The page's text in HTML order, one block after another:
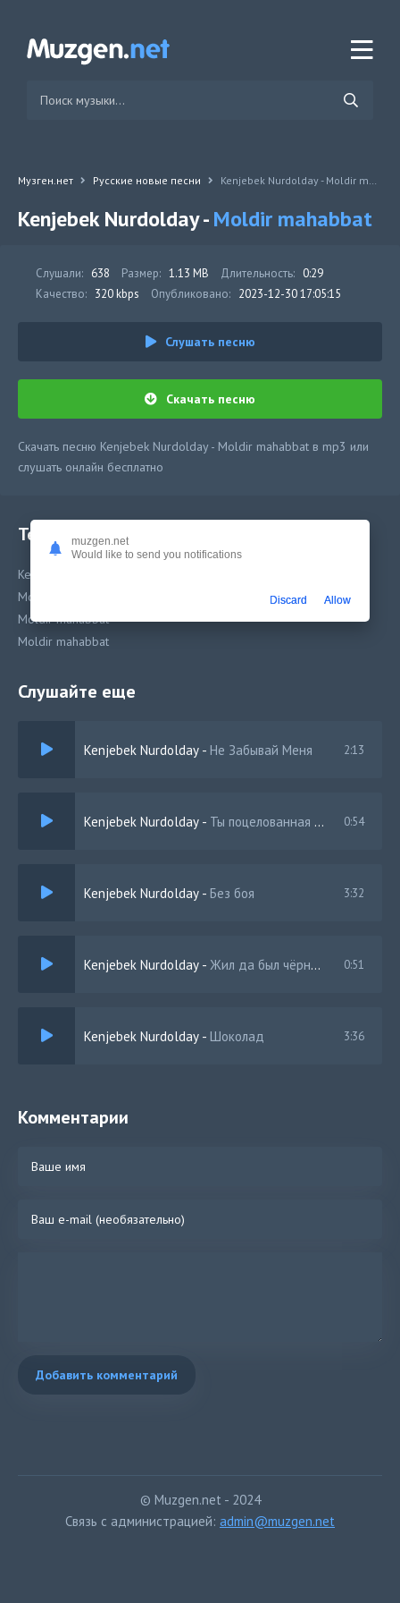
Музген.нет Русские новые песни Kenjebek Nurdolday - Moldir mahabbat
Kenjebek Nurdolday -Moldir mahabbat
Слушали: 638 Размер: 1.13 MB Длительность: 0:29
Качество: 320 kbps Опубликовано: 2023-12-30 17:05:15
Слушать песню
Скачать песню
Скачать песню Kenjebek Nurdolday - Moldir mahabbat в mp3 или
слушать онлайн бесплатно
Текст песни
Kenjebek Nurdolday - Moldir mahabbat
Moldir mahabbat
Moldir mahabbat
Moldir mahabbat
Слушайте еще
Kenjebek Nurdolday - Не Забывай Меня 2:13
Kenjebek Nurdolday - Ты поцелованная богом 0:54
Kenjebek Nurdolday - Без боя 3:32
Kenjebek Nurdolday - Жил да был чёрный кот за углом 0:51
Kenjebek Nurdolday - Шоколад 3:36
Комментарии
Добавить комментарий
© Muzgen.net - 2024
Связь с администрацией: admin@muzgen.net
muzgen.net
Would like to send you notifications
Discard Allow